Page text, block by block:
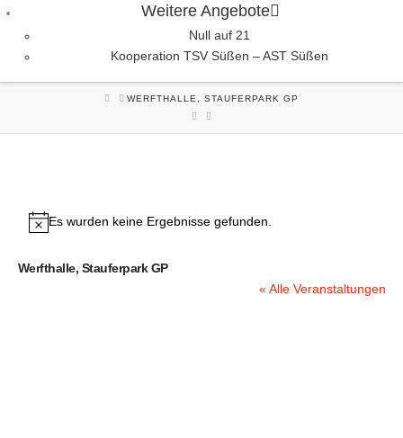
Weitere Angebote
Null auf 21
Kooperation TSV Süßen – AST Süßen
HOMEWERFTHALLE, STAUFERPARK GP
Hinweis
Es wurden keine Ergebnisse gefunden.
Werfthalle, Stauferpark GP
« Alle Veranstaltungen